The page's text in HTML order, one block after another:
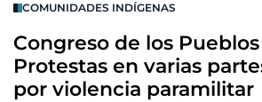
COMUNIDADES INDÍGENAS
Congreso de los
Protestas en varias
por violencia paramilitar